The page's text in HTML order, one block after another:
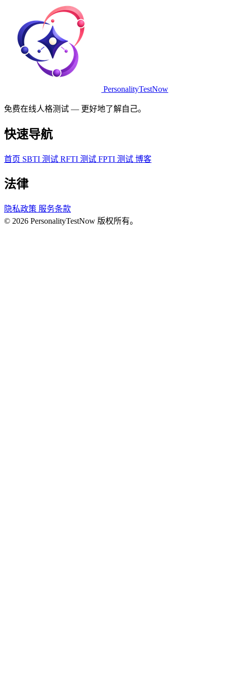
PersonalityTestNow
免费在线人格测试 — 更好地了解自己。
快速导航
首页 SBTI 测试 RFTI 测试 FPTI 测试 博客
法律
隐私政策 服务条款
© 2026 PersonalityTestNow 版权所有。